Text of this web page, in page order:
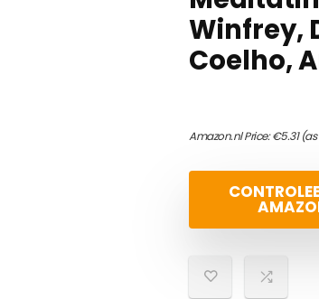
Winfrey,
Coelho,
Amazon.nl Price:€5.31(as